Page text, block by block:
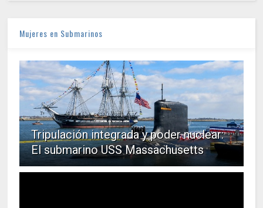
Mujeres en Submarinos
Tripulación integrada y poder nuclear:
El submarino USS Massachusetts